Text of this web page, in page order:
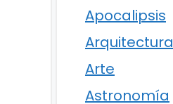
Apocalipsis
Arquitectura
Arte
Astronomía